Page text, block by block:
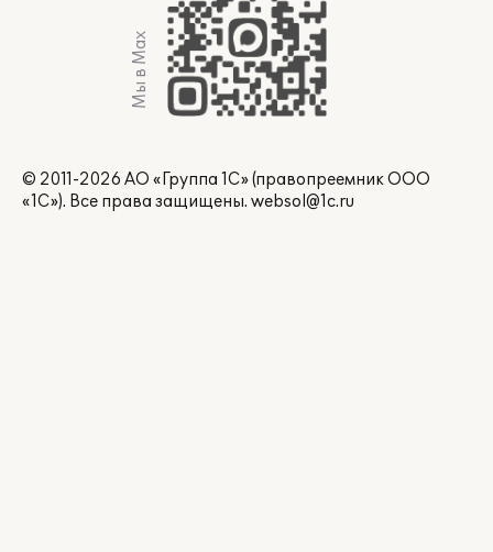
Мы в Max
© 2011-2026 АО «Группа 1С» (правопреемник ООО
«1С»). Все права защищены. websol@1c.ru